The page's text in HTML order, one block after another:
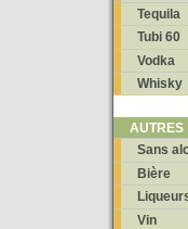
Tequila
Tubi 60
Vodka
Whisky
AUTRES
Sans
Bière
Vin